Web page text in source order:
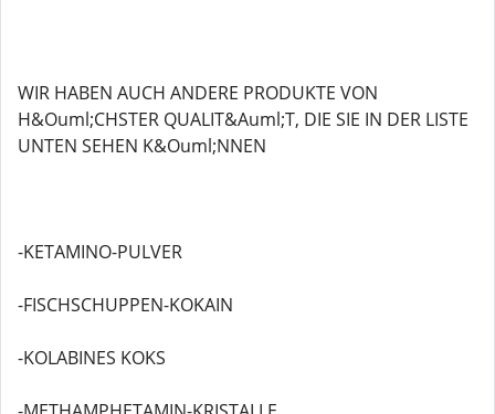
WIR HABEN AUCH ANDERE PRODUKTE VON
H&Ouml;CHSTER QUALIT&Auml;T, DIE SIE IN DER LISTE
UNTEN SEHEN K&Ouml;NNEN
-KETAMINO-PULVER
-FISCHSCHUPPEN-KOKAIN
-KOLABINES KOKS